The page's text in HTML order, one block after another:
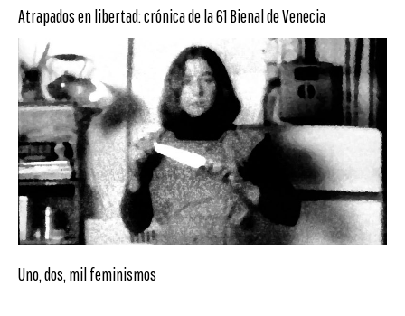
Atrapados en libertad: crónica de la 61 Bienal de Venecia
Uno, dos, mil feminismos